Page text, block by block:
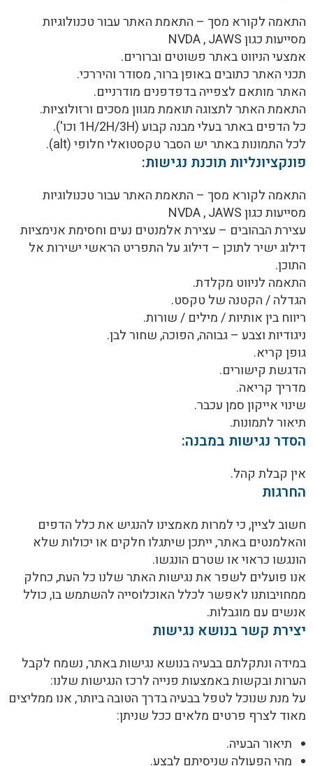
התאמה לקורא מסך – התאמת האתר עבור טכנולוגיות
מסייעות כגון NVDA , JAWS
אמצעי הניווט באתר פשוטים וברורים.
תכני האתר כתובים באופן ברור, מסודר והיררכי.
האתר מותאם לצפייה בדפדפנים מודרניים.
התאמת האתר לתצוגה תואמת מגוון מסכים ורזולוציות.
כל הדפים באתר בעלי מבנה קבוע (1H/2H/3H וכו').
לכל התמונות באתר יש הסבר טקסטואלי חלופי (alt).
פונקציונליות תוכנת נגישות:
התאמה לקורא מסך – התאמת האתר עבור טכנולוגיות
מסייעות כגון NVDA , JAWS
עצירת הבהובים – עצירת אלמנטים נעים וחסימת אנימציות
דילוג ישיר לתוכן – דילוג על התפריט הראשי ישירות אל
התוכן.
התאמה לניווט מקלדת.
הגדלה / הקטנה של טקסט.
ריווח בין אותיות / מילים / שורות.
ניגודיות וצבע – גבוהה, הפוכה, שחור לבן.
גופן קריא.
הדגשת קישורים.
מדריך קריאה.
שינוי אייקון סמן עכבר.
תיאור לתמונות.
הסדר נגישות במבנה:
אין קבלת קהל.
החרגות
חשוב לציין, כי למרות מאמצינו להנגיש את כלל הדפים
והאלמנטים באתר, ייתכן שיתגלו חלקים או יכולות שלא
הונגשו כראוי או שטרם הונגשו.
אנו פועלים לשפר את נגישות האתר שלנו כל העת, כחלק
ממחויבותנו לאפשר לכלל האוכלוסייה להשתמש בו, כולל
אנשים עם מוגבלות.
יצירת קשר בנושא נגישות
במידה ונתקלתם בבעיה בנושא נגישות באתר, נשמח לקבל
הערות ובקשות באמצעות פנייה לרכז הנגישות שלנו:
על מנת שנוכל לטפל בבעיה בדרך הטובה ביותר, אנו ממליצים
מאוד לצרף פרטים מלאים ככל שניתן:
תיאור הבעיה.
מהי הפעולה שניסיתם לבצע.